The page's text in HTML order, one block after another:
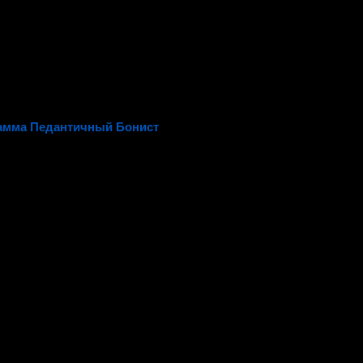
Педантичный Бонист